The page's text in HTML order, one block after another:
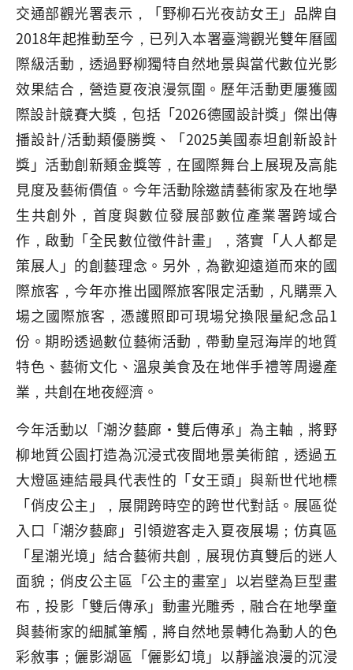
交通部觀光署表示，「野柳石光夜訪女王」品牌自
2018年起推動至今，已列入本署臺灣觀光雙年曆國
際級活動，透過野柳獨特自然地景與當代數位光影
效果結合，營造夏夜浪漫氛圍。歷年活動更屢獲國
際設計競賽大獎，包括「2026德國設計獎」傑出傳
播設計/活動類優勝獎、「2025美國泰坦創新設計
獎」活動創新類金獎等，在國際舞台上展現及高能
見度及藝術價值。今年活動除邀請藝術家及在地學
生共創外，首度與數位發展部數位產業署跨域合
作，啟動「全民數位徵件計畫」，落實「人人都是
策展人」的創藝理念。另外，為歡迎遠道而來的國
際旅客，今年亦推出國際旅客限定活動，凡購票入
場之國際旅客，憑護照即可現場兌換限量紀念品1
份。期盼透過數位藝術活動，帶動皇冠海岸的地質
特色、藝術文化、溫泉美食及在地伴手禮等周邊產
業，共創在地夜經濟。
今年活動以「潮汐藝廊·雙后傳承」為主軸，將野
柳地質公園打造為沉浸式夜間地景美術館，透過五
大燈區連結最具代表性的「女王頭」與新世代地標
「俏皮公主」，展開跨時空的跨世代對話。展區從
入口「潮汐藝廊」引領遊客走入夏夜展場；仿真區
「星潮光境」結合藝術共創，展現仿真雙后的迷人
面貌；俏皮公主區「公主的畫室」以岩壁為巨型畫
布，投影「雙后傳承」動畫光雕秀，融合在地學童
與藝術家的細膩筆觸，將自然地景轉化為動人的色
彩敘事；儷影湖區「儷影幻境」以靜謐浪漫的沉浸